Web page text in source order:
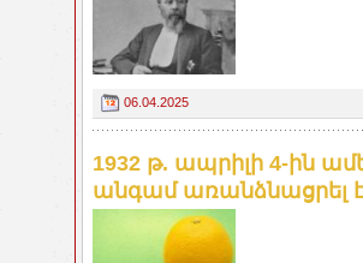
06.04.2025
1932 թ. ապրիլի 4-ին
անգամ առանձնացրել